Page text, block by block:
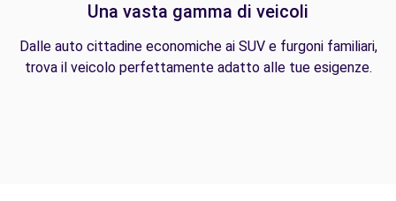
Una vasta gamma di veicoli
Dalle auto cittadine economiche ai SUV e furgoni familiari,
trova il veicolo perfettamente adatto alle tue esigenze.